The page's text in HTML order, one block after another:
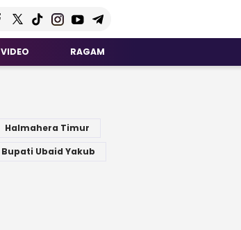
VIDEO RAGAM
Halmahera Timur
Bupati Ubaid Yakub